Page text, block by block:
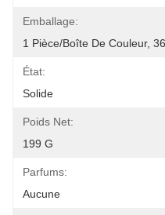
Emballage:
1 Pièce/boîte De Couleur,
État:
Solide
Poids Net:
199 G
Parfums:
Aucune